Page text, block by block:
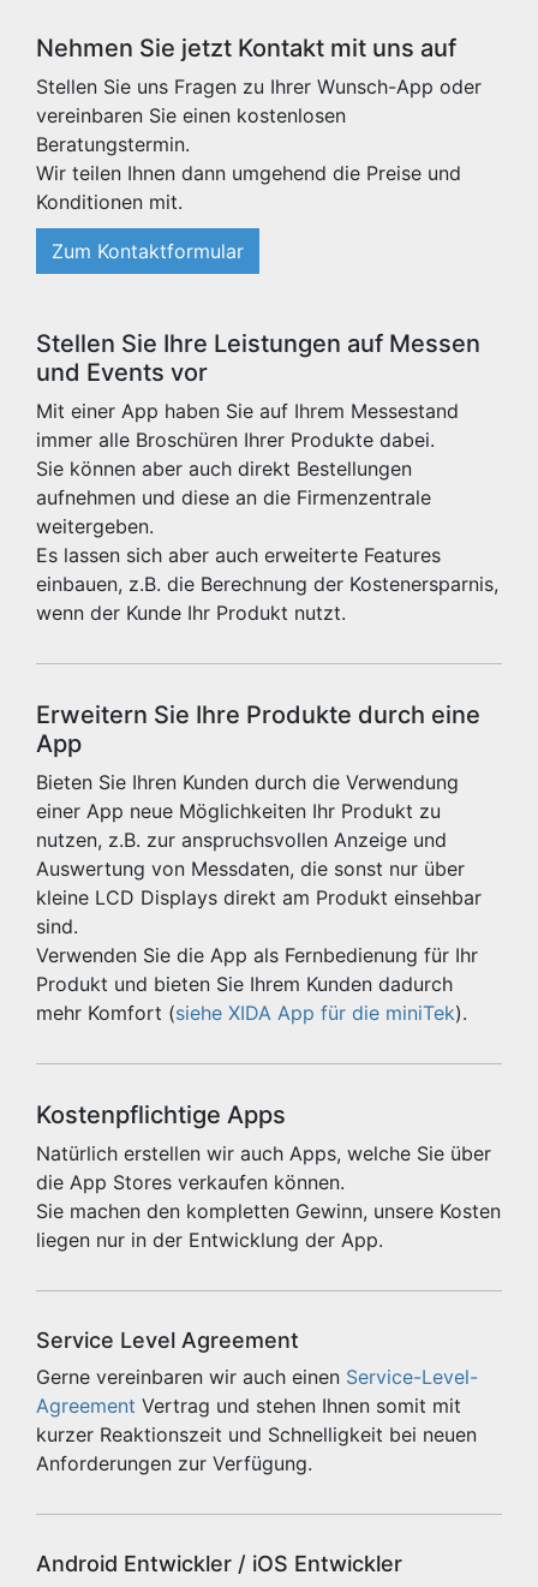
Nehmen Sie jetzt Kontakt mit uns auf
Stellen Sie uns Fragen zu Ihrer Wunsch-App oder
vereinbaren Sie einen kostenlosen
Beratungstermin.
Wir teilen Ihnen dann umgehend die Preise und
Konditionen mit.
Zum Kontaktformular
Stellen Sie Ihre Leistungen auf Messen
und Events vor
Mit einer App haben Sie auf Ihrem Messestand
immer alle Broschüren Ihrer Produkte dabei.
Sie können aber auch direkt Bestellungen
aufnehmen und diese an die Firmenzentrale
weitergeben.
Es lassen sich aber auch erweiterte Features
einbauen, z.B. die Berechnung der Kostenersparnis,
wenn der Kunde Ihr Produkt nutzt.
Erweitern Sie Ihre Produkte durch eine
App
Bieten Sie Ihren Kunden durch die Verwendung
einer App neue Möglichkeiten Ihr Produkt zu
nutzen, z.B. zur anspruchsvollen Anzeige und
Auswertung von Messdaten, die sonst nur über
kleine LCD Displays direkt am Produkt einsehbar
sind.
Verwenden Sie die App als Fernbedienung für Ihr
Produkt und bieten Sie Ihrem Kunden dadurch
mehr Komfort (siehe XIDA App für die miniTek).
Kostenpflichtige Apps
Natürlich erstellen wir auch Apps, welche Sie über
die App Stores verkaufen können.
Sie machen den kompletten Gewinn, unsere Kosten
liegen nur in der Entwicklung der App.
Service Level Agreement
Gerne vereinbaren wir auch einen Service-Level-
Agreement Vertrag und stehen Ihnen somit mit
kurzer Reaktionszeit und Schnelligkeit bei neuen
Anforderungen zur Verfügung.
Android Entwickler / iOS Entwickler